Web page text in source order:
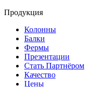
Продукция
Колонны
Балки
Фермы
Презентации
Стать Партнёром
Качество
Цены